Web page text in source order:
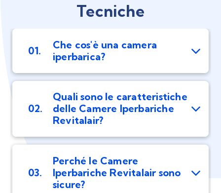
Tecniche
01.
Che cos'è una camera
iperbarica?
02.
Quali sono le caratteristiche
delle Camere Iperbariche
Revitalair?
03.
Perché le Camere
Iperbariche Revitalair sono
sicure?